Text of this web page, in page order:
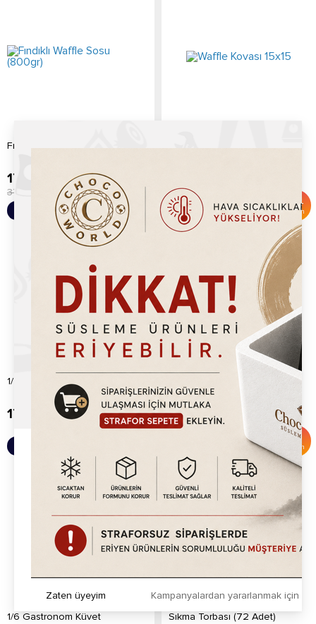
Fındıklı Waffle Sosu (800gr)
%52
İndirim
179.20
375.00
Sepete Ekle
Waffle Kovası 15x15
% 34
İndirim
600.00
Sepete Ekle
1/4 Gastronom Küvet
170.00 TL
1/9 Gastronom Küvet
%12
İndirim
150.00TL
170.00TL
1/6 Gastronom Küvet Sıkma Torbası (72 Adet)
Kampanyalardan yararlanmak için
Zaten üyeyim